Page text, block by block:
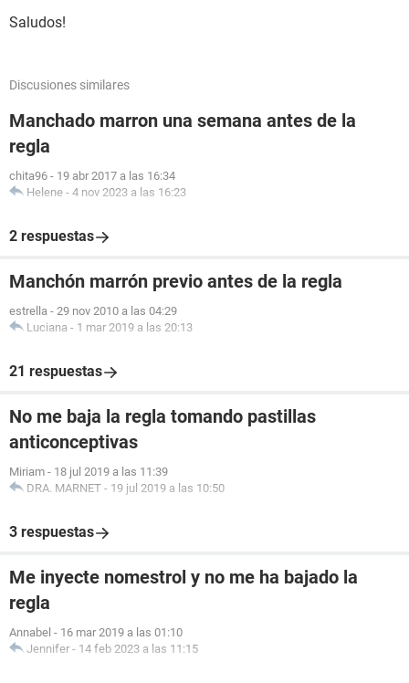
Saludos!
Discusiones similares
Manchado marron una semana antes de la
regla
chita96 - 19 abr 2017 a las 16:34
Helene - 4 nov 2023 a las 16:23
2 respuestas
Manchón marrón previo antes de la regla
estrella - 29 nov 2010 a las 04:29
Luciana - 1 mar 2019 a las 20:13
21 respuestas
No me baja la regla tomando pastillas
anticonceptivas
Miriam - 18 jul 2019 a las 11:39
DRA. MARNET - 19 jul 2019 a las 10:50
3 respuestas
Me inyecte nomestrol y no me ha bajado la
regla
Annabel - 16 mar 2019 a las 01:10
Jennifer - 14 feb 2023 a las 11:15